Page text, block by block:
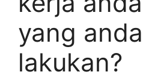
yang anda
lakukan?